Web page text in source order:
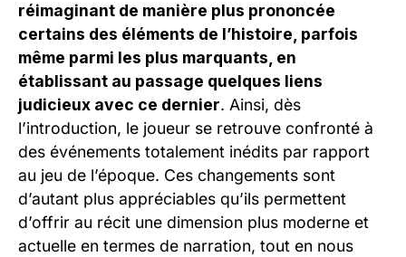
réimaginant de manière plus prononcée
certains des éléments de l’histoire, parfois
même parmi les plus marquants, en
établissant au passage quelques liens
judicieux avec ce dernier. Ainsi, dès
l’introduction, le joueur se retrouve confronté à
des événements totalement inédits par rapport
au jeu de l’époque. Ces changements sont
d’autant plus appréciables qu’ils permettent
d’offrir au récit une dimension plus moderne et
actuelle en termes de narration, tout en nous